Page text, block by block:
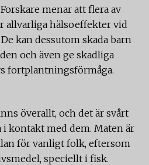
menar att flera av
allvarliga hälsoeffekter vid
kan dessutom skada barn
och även ge skadliga
fortplantningsförmåga.
överallt, och det är svårt
kontakt med dem. Maten är
för vanligt folk, eftersom
speciellt i fisk.